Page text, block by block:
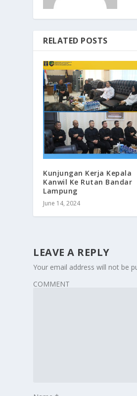
RELATED POSTS
Kunjungan Kerja Kepala
Kanwil Ke Rutan Bandar
Lampung
June 14, 2024
LEAVE A REPLY
Your email address will not be
COMMENT